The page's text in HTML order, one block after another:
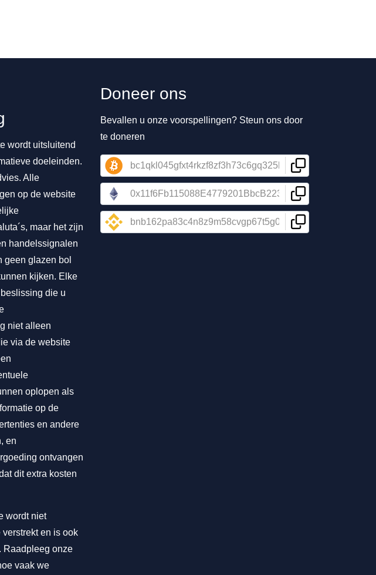
wordt uitsluitend
doeleinden.
Alle
op de website
maar het zijn
handelssignalen
geen glazen bol
kijken. Elke
die u
niet alleen
via de website
oplopen als
op de
en andere
en
ontvangen
dit extra kosten
wordt niet
en is ook
Raadpleeg onze
vaak we
Doneer ons
Bevallen u onze voorspellingen? Steun ons door
te doneren